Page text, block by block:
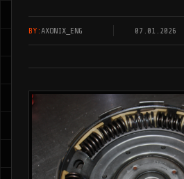
BY:AXONIX_ENG 07.01.2026